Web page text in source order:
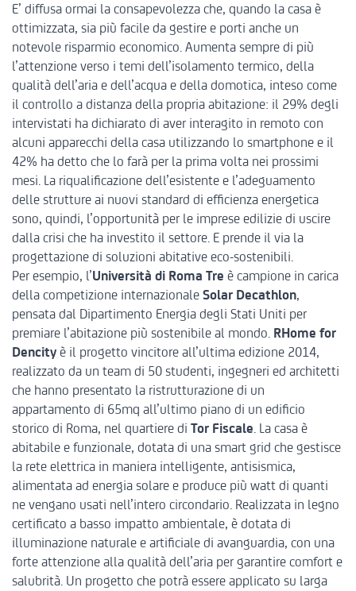
E’ diffusa ormai la consapevolezza che, quando la casa è
ottimizzata, sia più facile da gestire e porti anche un
notevole risparmio economico. Aumenta sempre di più
l’attenzione verso i temi dell’isolamento termico, della
qualità dell’aria e dell’acqua e della domotica, inteso come
il controllo a distanza della propria abitazione: il 29% degli
intervistati ha dichiarato di aver interagito in remoto con
alcuni apparecchi della casa utilizzando lo smartphone e il
42% ha detto che lo farà per la prima volta nei prossimi
mesi. La riqualificazione dell’esistente e l’adeguamento
delle strutture ai nuovi standard di efficienza energetica
sono, quindi, l’opportunità per le imprese edilizie di uscire
dalla crisi che ha investito il settore. E prende il via la
progettazione di soluzioni abitative eco-sostenibili.
Per esempio, l’Università di Roma Tre è campione in carica
della competizione internazionale Solar Decathlon,
pensata dal Dipartimento Energia degli Stati Uniti per
premiare l’abitazione più sostenibile al mondo. RHome for
Dencity è il progetto vincitore all’ultima edizione 2014,
realizzato da un team di 50 studenti, ingegneri ed architetti
che hanno presentato la ristrutturazione di un
appartamento di 65mq all’ultimo piano di un edificio
storico di Roma, nel quartiere di Tor Fiscale. La casa è
abitabile e funzionale, dotata di una smart grid che gestisce
la rete elettrica in maniera intelligente, antisismica,
alimentata ad energia solare e produce più watt di quanti
ne vengano usati nell’intero circondario. Realizzata in legno
certificato a basso impatto ambientale, è dotata di
illuminazione naturale e artificiale di avanguardia, con una
forte attenzione alla qualità dell’aria per garantire comfort e
salubrità. Un progetto che potrà essere applicato su larga